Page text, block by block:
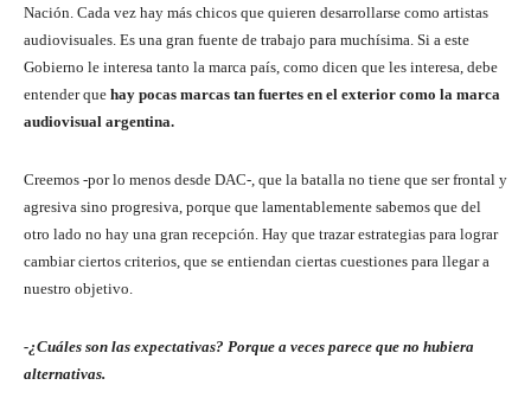
Nación. Cada vez hay más chicos que quieren desarrollarse como artistas
audiovisuales. Es una gran fuente de trabajo para muchísima. Si a este
Gobierno le interesa tanto la marca país, como dicen que les interesa, debe
entender que hay pocas marcas tan fuertes en el exterior como la marca
audiovisual argentina.
Creemos -por lo menos desde DAC-, que la batalla no tiene que ser frontal y
agresiva sino progresiva, porque que lamentablemente sabemos que del
otro lado no hay una gran recepción. Hay que trazar estrategias para lograr
cambiar ciertos criterios, que se entiendan ciertas cuestiones para llegar a
nuestro objetivo.
-¿Cuáles son las expectativas? Porque a veces parece que no hubiera
alternativas.